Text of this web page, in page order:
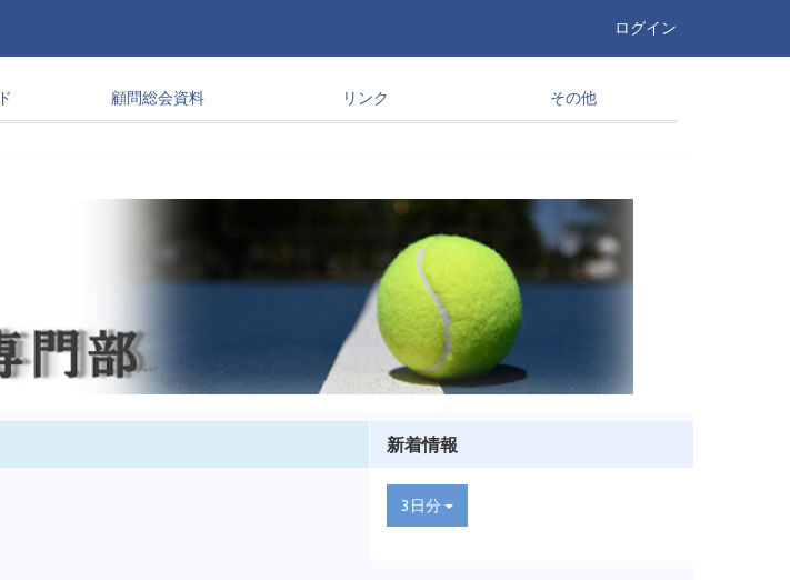
ログイン
顧問総会資料 リンク その他
新着情報
3日分